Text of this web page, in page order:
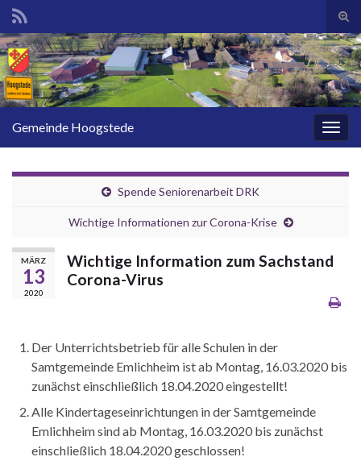
Search for:
Gemeinde Hoogstede
Spende Seniorenarbeit DRK
Wichtige Informationen zur Corona-Krise
MÄRZ
13
2020
Wichtige Information zum Sachstand
Corona-Virus
Der Unterrichtsbetrieb für alle Schulen in der
Samtgemeinde Emlichheim ist ab Montag, 16.03.2020 bis
zunächst einschließlich 18.04.2020 eingestellt!
Alle Kindertageseinrichtungen in der Samtgemeinde
Emlichheim sind ab Montag, 16.03.2020 bis zunächst
einschließlich 18.04.2020 geschlossen!